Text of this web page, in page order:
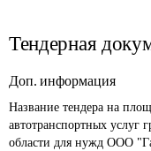
Тендерная
Доп. информация
Название тендера на
автотранспортных услуг
области для нужд ООО